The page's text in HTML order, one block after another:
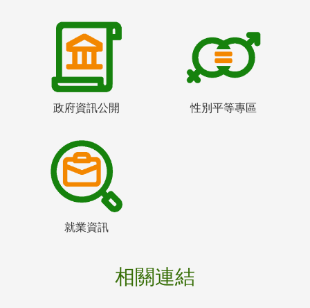
政府資訊公開 性別平等專區
就業資訊
相關連結